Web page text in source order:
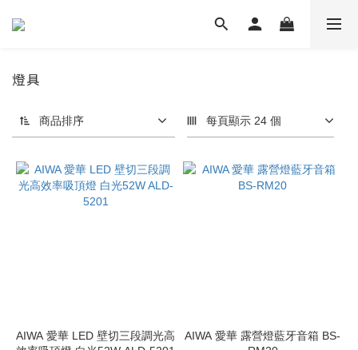
燈具
商品排序 每頁顯示 24 個
AIWA 愛華 LED 壁切三段調光高
AIWA 愛華 露營燈藍牙音箱 BS-